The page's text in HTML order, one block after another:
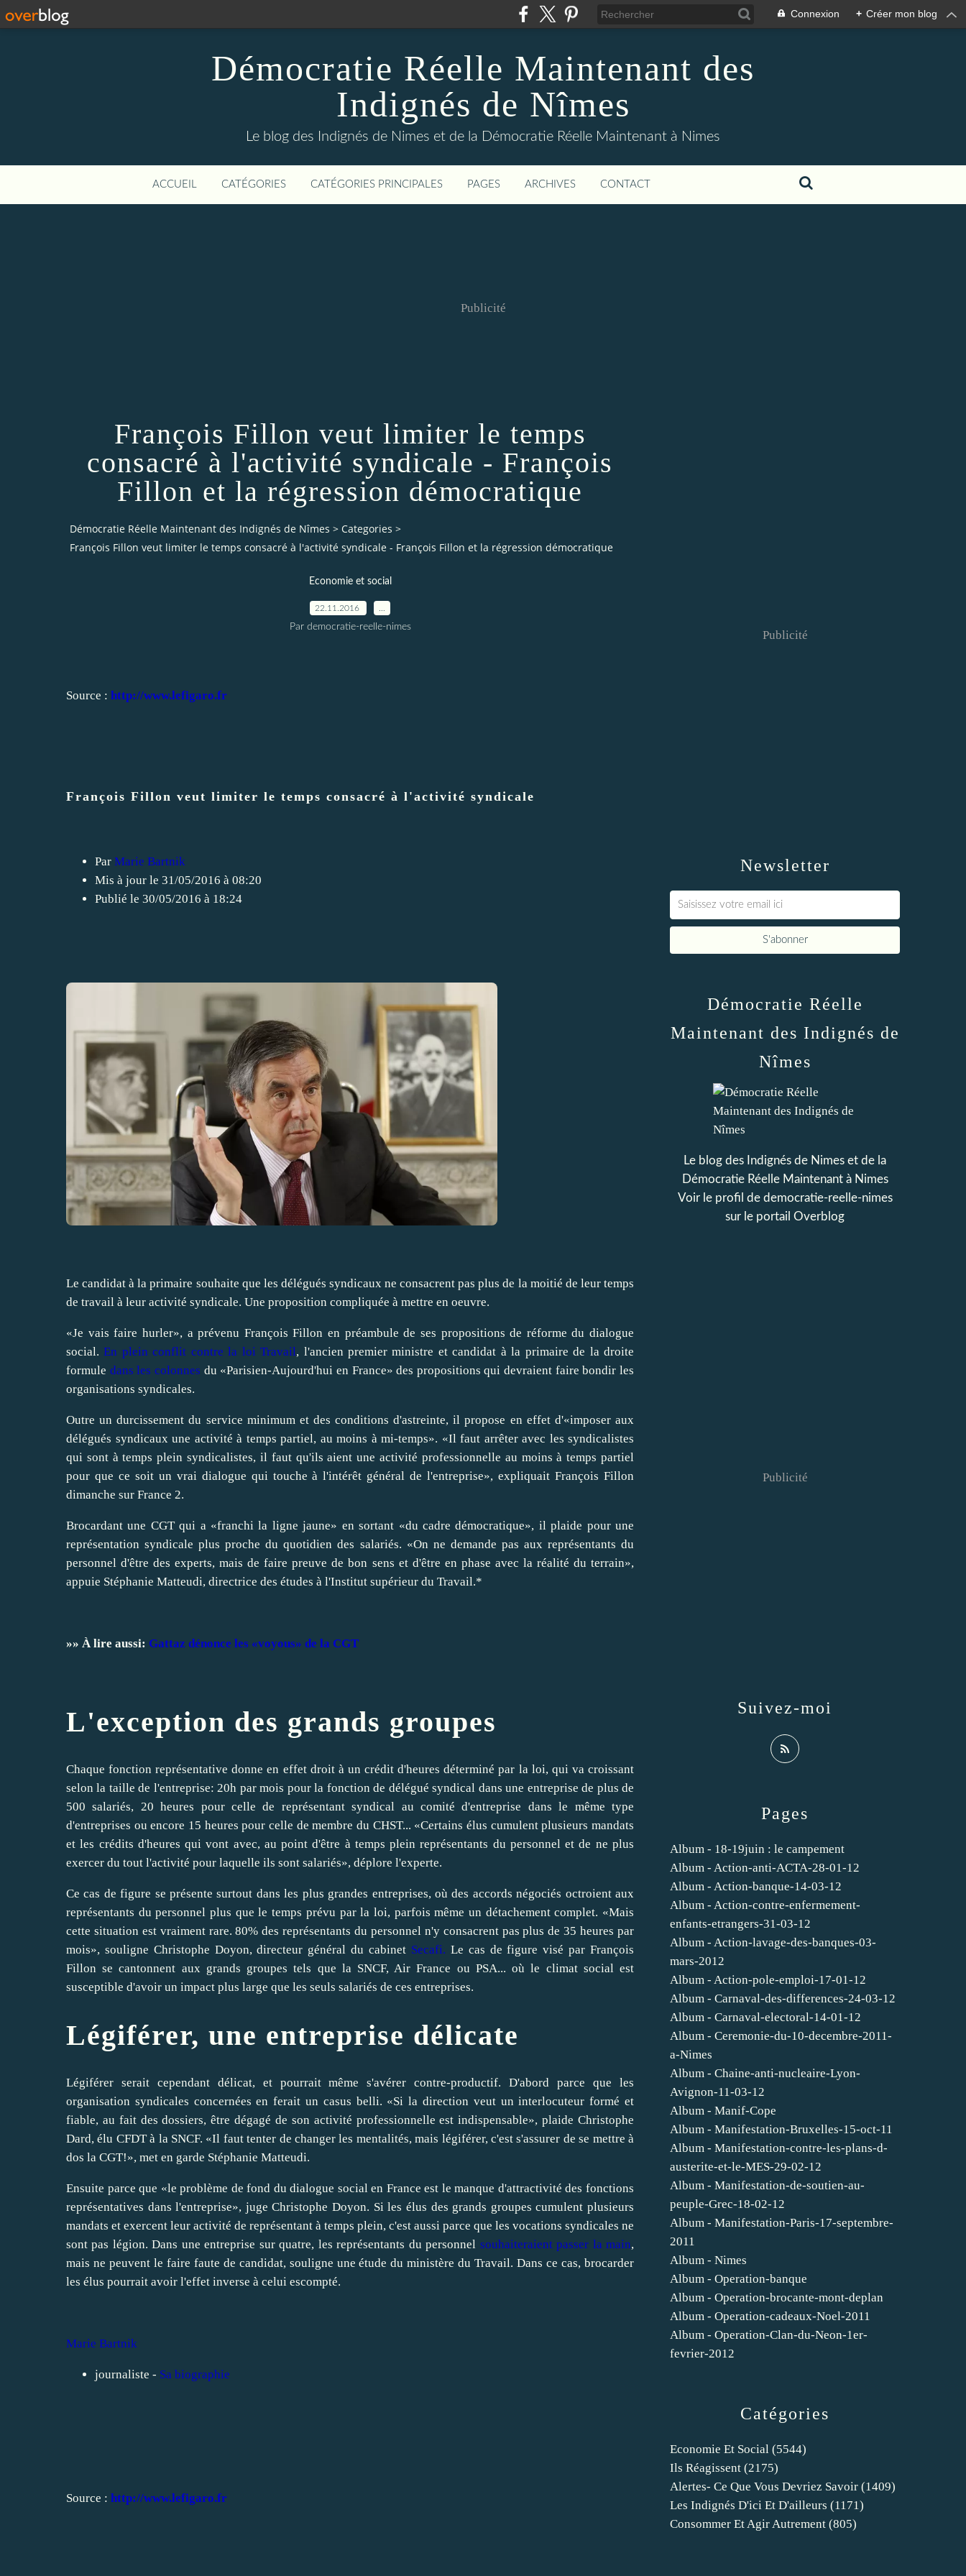
Connexion + Créer mon blog
Démocratie Réelle Maintenant des
Indignés de Nîmes
Le blog des Indignés de Nimes et de la Démocratie Réelle Maintenant à Nimes
ACCUEIL CATÉGORIES CATÉGORIES PRINCIPALES PAGES ARCHIVES CONTACT
Publicité
François Fillon veut limiter le temps
consacré à l'activité syndicale - François
Fillon et la régression démocratique
Démocratie Réelle Maintenant des Indignés de Nîmes > Categories >
François Fillon veut limiter le temps consacré à l'activité syndicale - François Fillon et la régression démocratique
Economie et social
22.11.2016
Par democratie-reelle-nimes
Source : http://www.lefigaro.fr
François Fillon veut limiter le temps consacré à l'activité syndicale
Par Marie Bartnik
Mis à jour le 31/05/2016 à 08:20
Publié le 30/05/2016 à 18:24
Le candidat à la primaire souhaite que les délégués syndicaux ne consacrent pas plus de la moitié de leur temps
de travail à leur activité syndicale. Une proposition compliquée à mettre en oeuvre.
«Je vais faire hurler», a prévenu François Fillon en préambule de ses propositions de réforme du dialogue
social.En plein conflit contre la loi Travail, l'ancien premier ministre et candidat à la primaire de la droite
formule dans les colonnes du «Parisien-Aujourd'hui en France» des propositions qui devraient faire bondir les
organisations syndicales.
Outre un durcissement du service minimum et des conditions d'astreinte, il propose en effet d'«imposer aux
délégués syndicaux une activité à temps partiel, au moins à mi-temps». «Il faut arrêter avec les syndicalistes
qui sont à temps plein syndicalistes, il faut qu'ils aient une activité professionnelle au moins à temps partiel
pour que ce soit un vrai dialogue qui touche à l'intérêt général de l'entreprise», expliquait François Fillon
dimanche sur France 2.
Brocardant une CGT qui a «franchi la ligne jaune» en sortant «du cadre démocratique», il plaide pour une
représentation syndicale plus proche du quotidien des salariés. «On ne demande pas aux représentants du
personnel d'être des experts, mais de faire preuve de bon sens et d'être en phase avec la réalité du terrain»,
appuie Stéphanie Matteudi, directrice des études à l'Institut supérieur du Travail.*
»» À lire aussi: Gattaz dénonce les «voyous» de la CGT
L'exception des grands groupes
Chaque fonction représentative donne en effet droit à un crédit d'heures déterminé par la loi, qui va croissant
selon la taille de l'entreprise: 20h par mois pour la fonction de délégué syndical dans une entreprise de plus de
500 salariés, 20 heures pour celle de représentant syndical au comité d'entreprise dans le même type
d'entreprises ou encore 15 heures pour celle de membre du CHST... «Certains élus cumulent plusieurs mandats
et les crédits d'heures qui vont avec, au point d'être à temps plein représentants du personnel et de ne plus
exercer du tout l'activité pour laquelle ils sont salariés», déplore l'experte.
Ce cas de figure se présente surtout dans les plus grandes entreprises, où des accords négociés octroient aux
représentants du personnel plus que le temps prévu par la loi, parfois même un détachement complet. «Mais
cette situation est vraiment rare. 80% des représentants du personnel n'y consacrent pas plus de 35 heures par
mois», souligne Christophe Doyon, directeur général du cabinet Secafi. Le cas de figure visé par François
Fillon se cantonnent aux grands groupes tels que la SNCF, Air France ou PSA... où le climat social est
susceptible d'avoir un impact plus large que les seuls salariés de ces entreprises.
Légiférer, une entreprise délicate
Légiférer serait cependant délicat, et pourrait même s'avérer contre-productif. D'abord parce que les
organisation syndicales concernées en ferait un casus belli. «Si la direction veut un interlocuteur formé et
fiable, au fait des dossiers, être dégagé de son activité professionnelle est indispensable», plaide Christophe
Dard, élu CFDT à la SNCF. «Il faut tenter de changer les mentalités, mais légiférer, c'est s'assurer de se mettre à
dos la CGT!», met en garde Stéphanie Matteudi.
Ensuite parce que «le problème de fond du dialogue social en France est le manque d'attractivité des fonctions
représentatives dans l'entreprise», juge Christophe Doyon. Si les élus des grands groupes cumulent plusieurs
mandats et exercent leur activité de représentant à temps plein, c'est aussi parce que les vocations syndicales ne
sont pas légion. Dans une entreprise sur quatre, les représentants du personnel souhaiteraient passer la main,
mais ne peuvent le faire faute de candidat, souligne une étude du ministère du Travail. Dans ce cas, brocarder
les élus pourrait avoir l'effet inverse à celui escompté.
Marie Bartnik
journaliste - Sa biographie
Source : http://www.lefigaro.fr
Newsletter
Publicité
Catégories
Economie Et Social (5544)
Ils Réagissent (2175)
Alertes- Ce Que Vous Devriez Savoir (1409)
Les Indignés D'ici Et D'ailleurs (1171)
Consommer Et Agir Autrement (805)
Pages
Album - 18-19juin : le campement
Album - Action-anti-ACTA-28-01-12
Album - Action-banque-14-03-12
Album - Action-contre-enfermement-
enfants-etrangers-31-03-12
Album - Action-lavage-des-banques-03-
mars-2012
Album - Action-pole-emploi-17-01-12
Album - Carnaval-des-differences-24-03-12
Album - Carnaval-electoral-14-01-12
Album - Ceremonie-du-10-decembre-2011-
a-Nimes
Album - Chaine-anti-nucleaire-Lyon-
Avignon-11-03-12
Album - Manif-Cope
Album - Manifestation-Bruxelles-15-oct-11
Album - Manifestation-contre-les-plans-d-
austerite-et-le-MES-29-02-12
Album - Manifestation-de-soutien-au-
peuple-Grec-18-02-12
Album - Manifestation-Paris-17-septembre-
2011
Album - Nimes
Album - Operation-banque
Album - Operation-brocante-mont-deplan
Album - Operation-cadeaux-Noel-2011
Album - Operation-Clan-du-Neon-1er-
fevrier-2012
Démocratie Réelle
Maintenant des Indignés de
Nîmes
Le blog des Indignés de Nimes et de la
Démocratie Réelle Maintenant à Nimes
Voir le profil de democratie-reelle-nimes
sur le portail Overblog
Suivez-moi
Publicité